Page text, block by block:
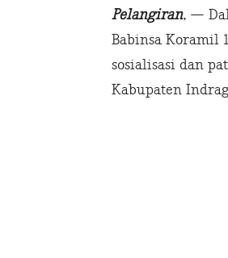
Pelangiran, —
Babinsa Koramil
sosialisasi dan
Kabupaten